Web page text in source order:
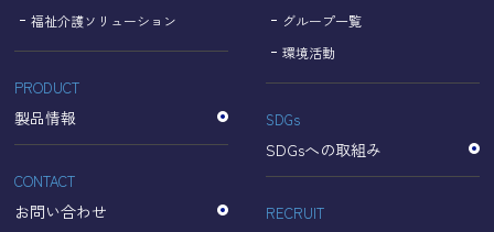
個人情報に関するお問い合わせ窓口
名古屋理研電具株式会社
TEL：052-833-1248
福祉介護ソリューション
PRODUCT
製品情報
CONTACT
お問い合わせ
グループ一覧
環境活動
SDGs
SDGsへの取組み
RECRUIT